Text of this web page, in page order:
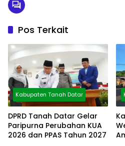
Pos Terkait
Kabupaten Tanah Datar
DPRD Tanah Datar Gelar
Paripurna Perubahan KUA
2026 dan PPAS Tahun 2027